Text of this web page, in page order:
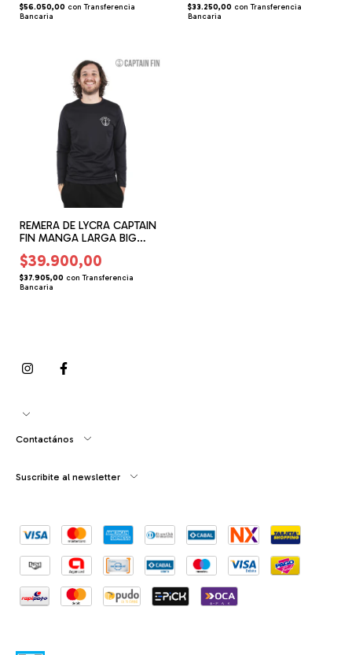
$56.050,00 con Transferencia
Bancaria
$33.250,00 con Transferencia
Bancaria
REMERA DE LYCRA CAPTAIN
FIN MANGA LARGA BIG
BEACH (CF165201)
$39.900,00
$37.905,00 con Transferencia
Bancaria
Contactános
Suscribite al newsletter